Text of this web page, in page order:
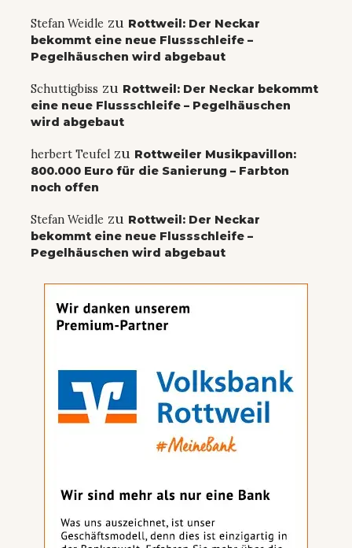
Stefan Weidle zu Rottweil: Der Neckar
bekommt eine neue Flussschleife –
Pegelhäuschen wird abgebaut
Schuttigbiss zu Rottweil: Der Neckar bekommt
eine neue Flussschleife – Pegelhäuschen
wird abgebaut
herbert Teufel zu Rottweiler Musikpavillon:
800.000 Euro für die Sanierung – Farbton
noch offen
Stefan Weidle zu Rottweil: Der Neckar
bekommt eine neue Flussschleife –
Pegelhäuschen wird abgebaut